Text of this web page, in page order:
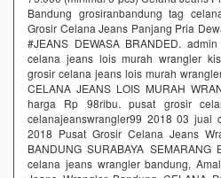
Bandung grosiranbandung tag
Grosir Celana Jeans Panjang Pria
#JEANS DEWASA BRANDED.
celana jeans lois murah wrangler
grosir celana jeans lois murah
CELANA JEANS LOIS MURAH
harga Rp 98ribu. pusat grosir
celanajeanswrangler99 2018 03 jual
2018 Pusat Grosir Celana Jeans
BANDUNG SURABAYA SEMARANG
celana jeans wrangler bandung,